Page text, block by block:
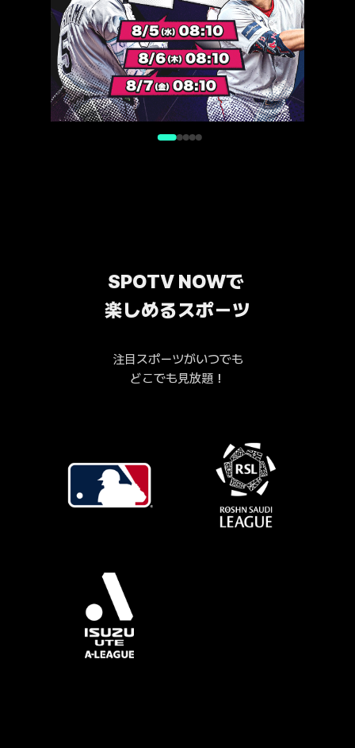
SPOTV NOWで
楽しめるスポーツ
注目スポーツがいつでも
どこでも見放題！